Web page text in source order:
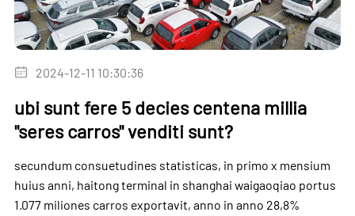
2024-12-11 10:30:36
ubi sunt fere 5 decies centena millia
"seres carros" venditi sunt?
secundum consuetudines statisticas, in primo x mensium
huius anni, haitong terminal in shanghai waigaoqiao portus
1.077 miliones carros exportavit, anno in anno 28,8%